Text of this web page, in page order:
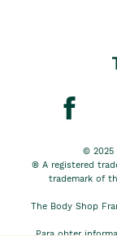
© 2025
® A registered
trademark of
The Body Shop